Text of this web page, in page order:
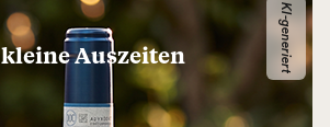
Auszeiten KI-generiert